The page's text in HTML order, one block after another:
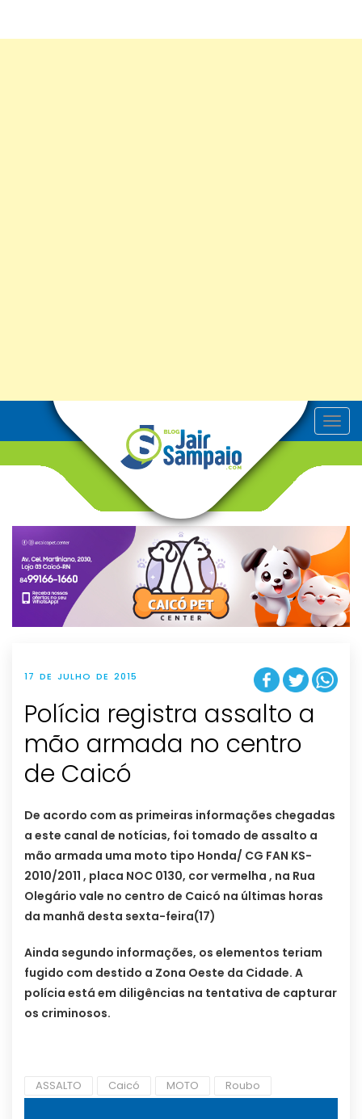
T
o
v
g
t
i
o
n
17 DE JULHO DE 2015
Polícia registra assalto a
mão armada no centro
de Caicó
De acordo com as primeiras informações chegadas
a este canal de notícias, foi tomado de assalto a
mão armada uma moto tipo Honda/ CG FAN KS-
2010/2011 , placa NOC 0130, cor vermelha , na Rua
Olegário vale no centro de Caicó na últimas horas
da manhã desta sexta-feira(17)
Ainda segundo informações, os elementos teriam
fugido com destido a Zona Oeste da Cidade. A
polícia está em diligências na tentativa de capturar
os criminosos.
ASSALTO Caicó MOTO Roubo